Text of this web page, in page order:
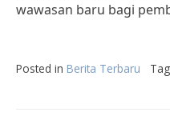
wawasan baru bagi
Posted in Berita Terbaru